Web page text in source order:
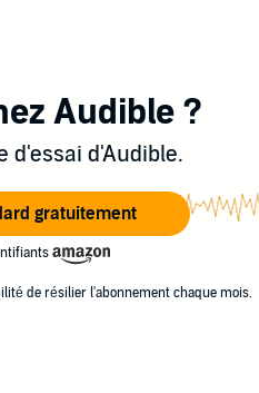
Audible ?
d'essai d'Audible.
gratuitement
de résilier l'abonnement chaque mois.